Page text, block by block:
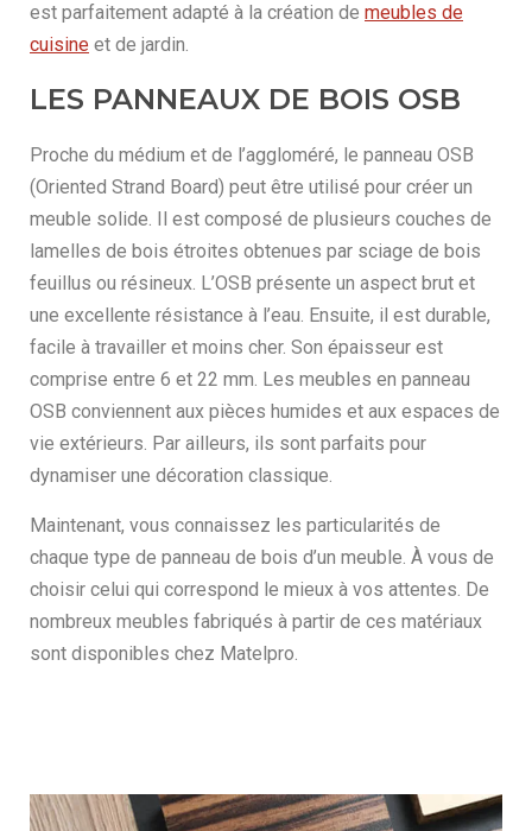
est parfaitement adapté à la création de meubles de
cuisine et de jardin.
LES PANNEAUX DE BOIS OSB
Proche du médium et de l’aggloméré, le panneau OSB
(Oriented Strand Board) peut être utilisé pour créer un
meuble solide. Il est composé de plusieurs couches de
lamelles de bois étroites obtenues par sciage de bois
feuillus ou résineux. L’OSB présente un aspect brut et
une excellente résistance à l’eau. Ensuite, il est durable,
facile à travailler et moins cher. Son épaisseur est
comprise entre 6 et 22 mm. Les meubles en panneau
OSB conviennent aux pièces humides et aux espaces de
vie extérieurs. Par ailleurs, ils sont parfaits pour
dynamiser une décoration classique.
Maintenant, vous connaissez les particularités de
chaque type de panneau de bois d’un meuble. À vous de
choisir celui qui correspond le mieux à vos attentes. De
nombreux meubles fabriqués à partir de ces matériaux
sont disponibles chez Matelpro.